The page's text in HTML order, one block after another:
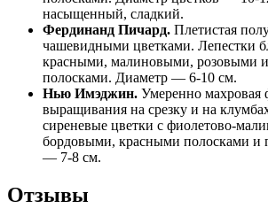
насыщенный, сладкий.
Фердинанд Пичард. Плетистая
чашевидными цветками. Лепестки
красными, малиновыми, розовыми
полосками. Диаметр — 6-10 см.
Нью Имэджин. Умеренно махровая
выращивания на срезку и на
сиреневые цветки с фиолетово-
бордовыми, красными полосками и
— 7-8 см.
Отзывы